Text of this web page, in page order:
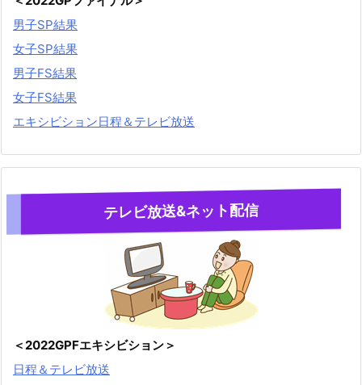
男子SP結果
女子SP結果
男子FS結果
女子FS結果
エキシビション日程＆テレビ放送
テレビ放送&ネット配信
＜2022GPFエキシビション＞
日程＆テレビ放送